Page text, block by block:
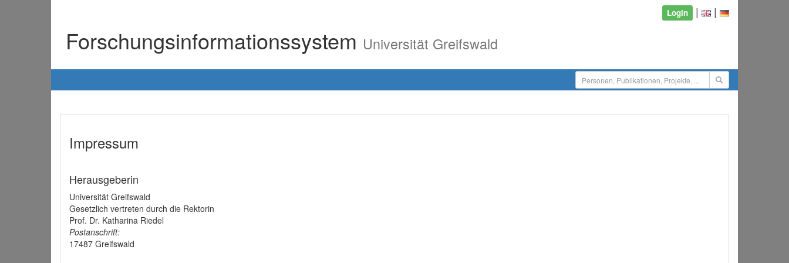
Login | |
Forschungsinformationssystem Universität Greifswald
Impressum
Herausgeberin
Universität Greifswald
Gesetzlich vertreten durch die Rektorin
Prof. Dr. Katharina Riedel
Postanschrift:
17487 Greifswald